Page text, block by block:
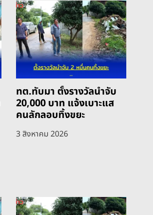
ทต.ทับมา ตั้งรางวัลนำจับ
20,000 บาท แจ้งเบาะแส
คนลักลอบทิ้งขยะ
3 สิงหาคม 2026